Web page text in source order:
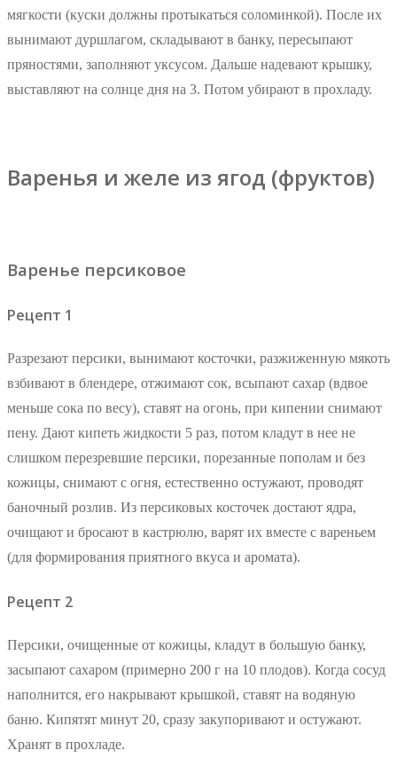
мягкости (куски должны протыкаться соломинкой). После их
вынимают дуршлагом, складывают в банку, пересыпают
пряностями, заполняют уксусом. Дальше надевают крышку,
выставляют на солнце дня на 3. Потом убирают в прохладу.
Варенья и желе из ягод (фруктов)
Варенье персиковое
Рецепт 1
Разрезают персики, вынимают косточки, разжиженную мякоть
взбивают в блендере, отжимают сок, всыпают сахар (вдвое
меньше сока по весу), ставят на огонь, при кипении снимают
пену. Дают кипеть жидкости 5 раз, потом кладут в нее не
слишком перезревшие персики, порезанные пополам и без
кожицы, снимают с огня, естественно остужают, проводят
баночный розлив. Из персиковых косточек достают ядра,
очищают и бросают в кастрюлю, варят их вместе с вареньем
(для формирования приятного вкуса и аромата).
Рецепт 2
Персики, очищенные от кожицы, кладут в большую банку,
засыпают сахаром (примерно 200 г на 10 плодов). Когда сосуд
наполнится, его накрывают крышкой, ставят на водяную
баню. Кипятят минут 20, сразу закупоривают и остужают.
Хранят в прохладе.